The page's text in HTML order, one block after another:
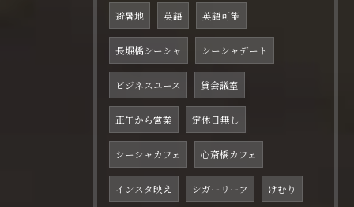
避暑地 英語 英語可能
長堀橋シーシャ シーシャデート
ビジネスユース 貸会議室
正午から営業 定休日無し
シーシャカフェ 心斎橋カフェ
インスタ映え シガーリーフ けむり